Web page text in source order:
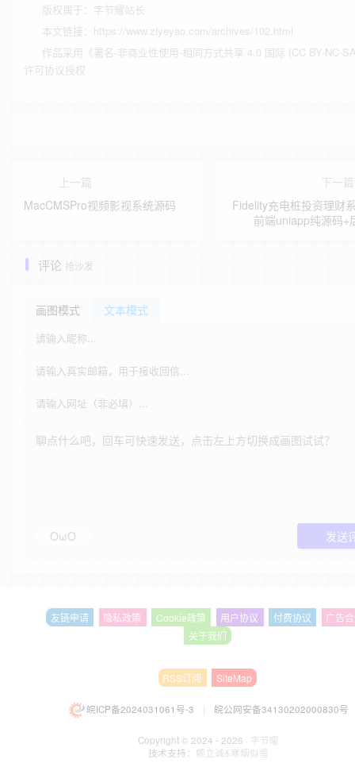
版权属于： 字节耀站长
本文链接： https://www.ziyeyao.com/archives/102.html
作品采用
署名-非商业性使用-相同方式共享 4.0 国际 (CC BY-NC-
许可协议授权
上一篇
MacCMSPro视频影视系统源码
下一
Fidelity充电桩投资理财
前端uniapp纯源码+
评论 抢沙发
画图模式 文本模式
OωO 发送
友链申请 隐私政策 Cookie政策 用户协议 付费协议
广告
关于我们
RSS订阅 SiteMap
皖ICP备2024031061号-3 | 皖公网安备34130202000830号
Copyright © 2024 - 2026 · 字节曜
技术支持： 颤立诚&寒烟似雪